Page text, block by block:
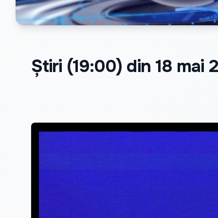
Știri (19:00) din 18 mai